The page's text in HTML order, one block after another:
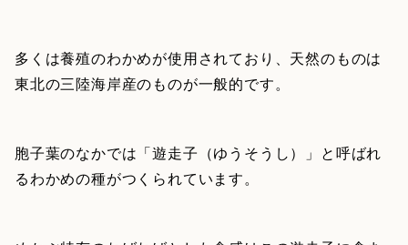
多くは養殖のわかめが使用されており、天然のものは
東北の三陸海岸産のものが一般的です。
胞子葉のなかでは「遊走子（ゆうそうし）」と呼ばれ
るわかめの種がつくられています。